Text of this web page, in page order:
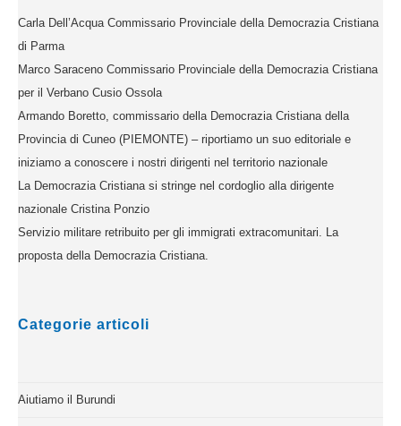
Carla Dell’Acqua Commissario Provinciale della Democrazia Cristiana
di Parma
Marco Saraceno Commissario Provinciale della Democrazia Cristiana
per il Verbano Cusio Ossola
Armando Boretto, commissario della Democrazia Cristiana della
Provincia di Cuneo (PIEMONTE) – riportiamo un suo editoriale e
iniziamo a conoscere i nostri dirigenti nel territorio nazionale
La Democrazia Cristiana si stringe nel cordoglio alla dirigente
nazionale Cristina Ponzio
Servizio militare retribuito per gli immigrati extracomunitari. La
proposta della Democrazia Cristiana.
Categorie articoli
Aiutiamo il Burundi